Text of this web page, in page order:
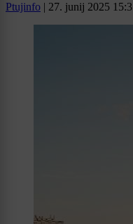
Ptujinfo | 27. junij 2025